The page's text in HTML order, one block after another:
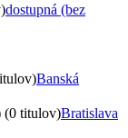
dostupná (bez
Banská
(0 titulov)Bratislava